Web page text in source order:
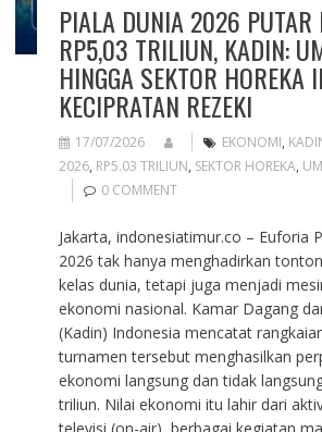
PIALA DUNIA 2026 PUTAR
RP5,03 TRILIUN, KADIN:
HINGGA SEKTOR HOREKA
KECIPRATAN REZEKI
17/07/2026 EKONOMI,
2026, RP5.03 TRILIUN, SEKTOR HOREKA,
0 COMMENT
Jakarta, indonesiatimur.co – Euforia
2026 tak hanya menghadirkan
kelas dunia, tetapi juga menjadi
ekonomi nasional. Kamar Dagang
(Kadin) Indonesia mencatat
turnamen tersebut menghasilkan
ekonomi langsung dan tidak
triliun. Nilai ekonomi itu lahir dari